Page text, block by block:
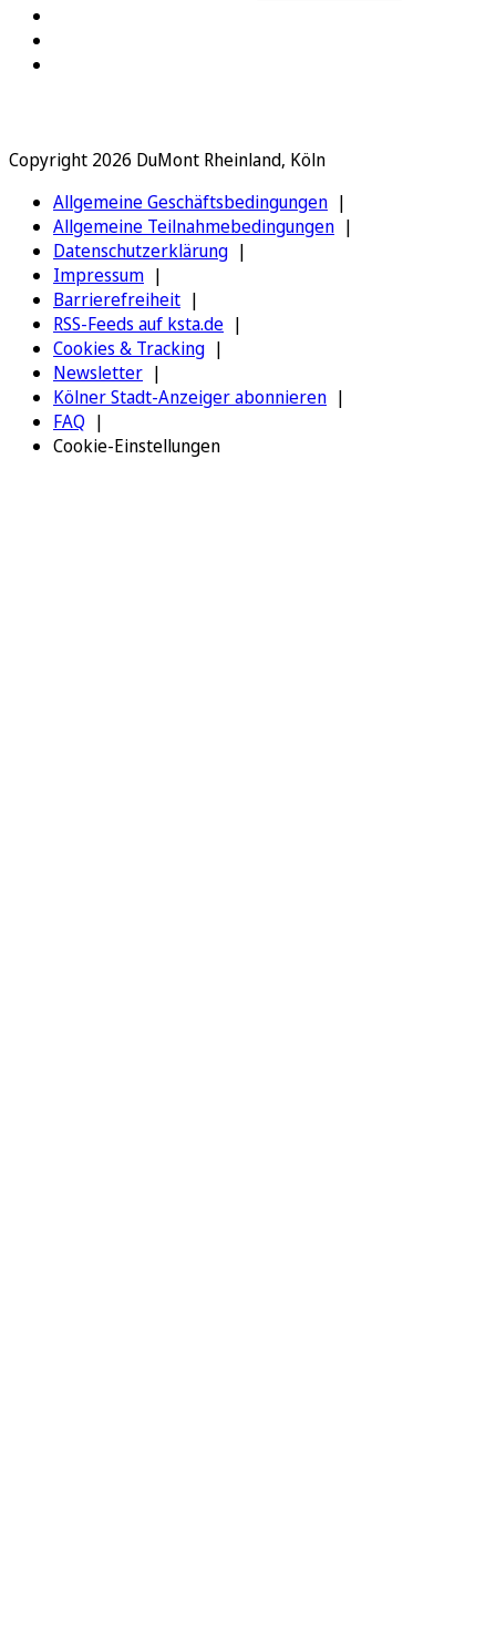
Copyright 2026 DuMont Rheinland, Köln
Allgemeine Geschäftsbedingungen
Allgemeine Teilnahmebedingungen
Datenschutzerklärung
Impressum
Barrierefreiheit
RSS-Feeds auf ksta.de
Cookies & Tracking
Newsletter
Kölner Stadt-Anzeiger abonnieren
FAQ
Cookie-Einstellungen